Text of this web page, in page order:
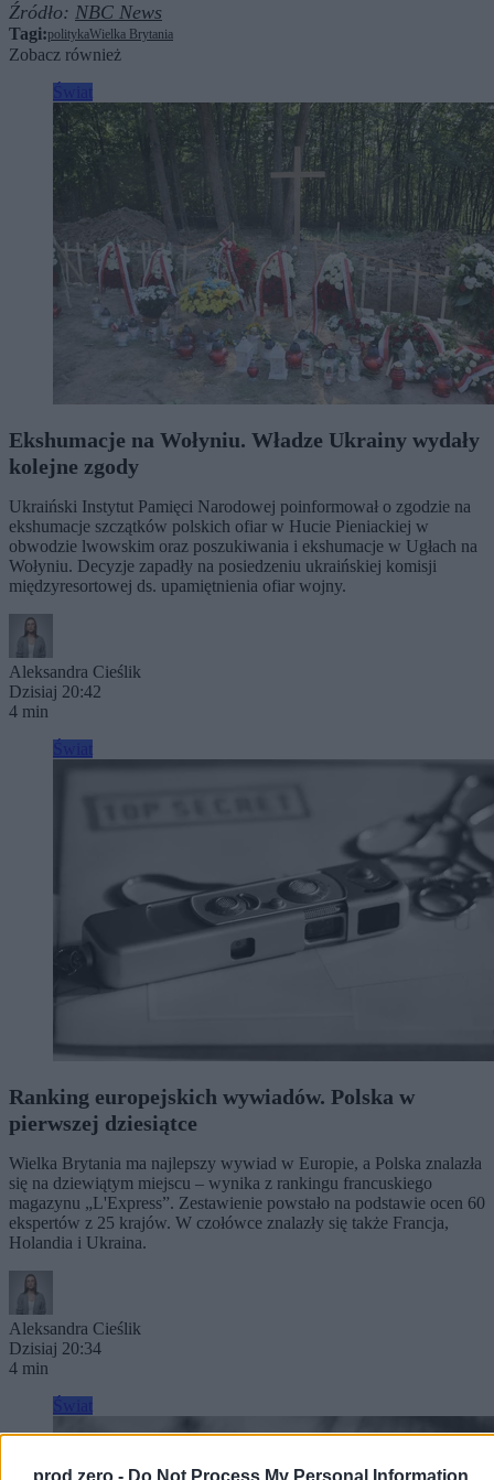
prod zero - Do Not Process My Personal Information
Źródło: NBC News
Tagi:politykaWielka Brytania
Zobacz również
Ekshumacje na Wołyniu. Władze Ukrainy wydały
kolejne zgody
Ukraiński Instytut Pamięci Narodowej poinformował o zgodzie na
ekshumacje szczątków polskich ofiar w Hucie Pieniackiej w
obwodzie lwowskim oraz poszukiwania i ekshumacje w Ugłach na
Wołyniu. Decyzje zapadły na posiedzeniu ukraińskiej komisji
międzyresortowej ds. upamiętnienia ofiar wojny.
Aleksandra Cieślik
Dzisiaj 20:42
4 min
Ranking europejskich wywiadów. Polska w
pierwszej dziesiątce
Wielka Brytania ma najlepszy wywiad w Europie, a Polska znalazła
się na dziewiątym miejscu – wynika z rankingu francuskiego
magazynu „L'Express”. Zestawienie powstało na podstawie ocen 60
ekspertów z 25 krajów. W czołówce znalazły się także Francja,
Holandia i Ukraina.
Aleksandra Cieślik
Dzisiaj 20:34
4 min